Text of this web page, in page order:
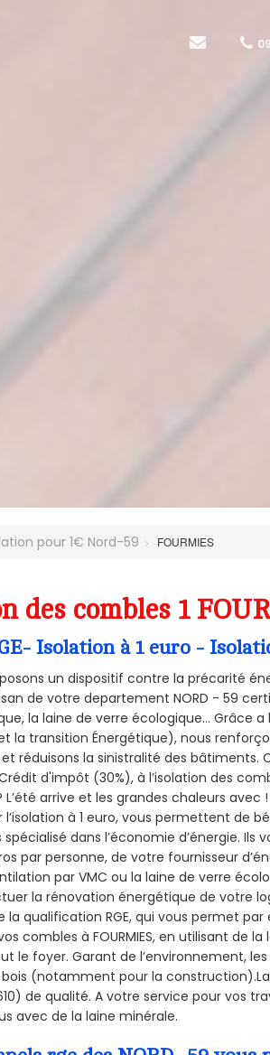
pour 1€ Nord-59 FOURMIES
des combles 1
Isolation à 1 euro -
un dispositif contre la précarité
de votre departement NORD - 59
la laine de verre écologique... Grâce
la transition Énergétique), nous
réduisons la sinistralité des bâtiments.
d'impôt (30%), à l’isolation des
arrive et les grandes chaleurs avec !
l’isolation à 1 euro, vous permettent de
dans l’économie d’énergie. Ils
par personne, de votre fournisseur
par VMC ou la laine de verre
la rénovation énergétique de votre
la qualification RGE, qui vous permet
combles à FOURMIES, en utilisant
le foyer. Garant de l’environnement,
(notamment pour la
de qualité. A votre service pour vos
avec de la laine minérale.